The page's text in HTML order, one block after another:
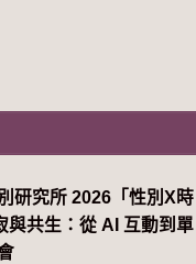
研究所 2026「性別Χ時
共生：從 AI 互動到單